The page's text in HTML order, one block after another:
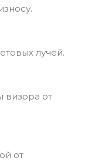
лучей.
визора от
от